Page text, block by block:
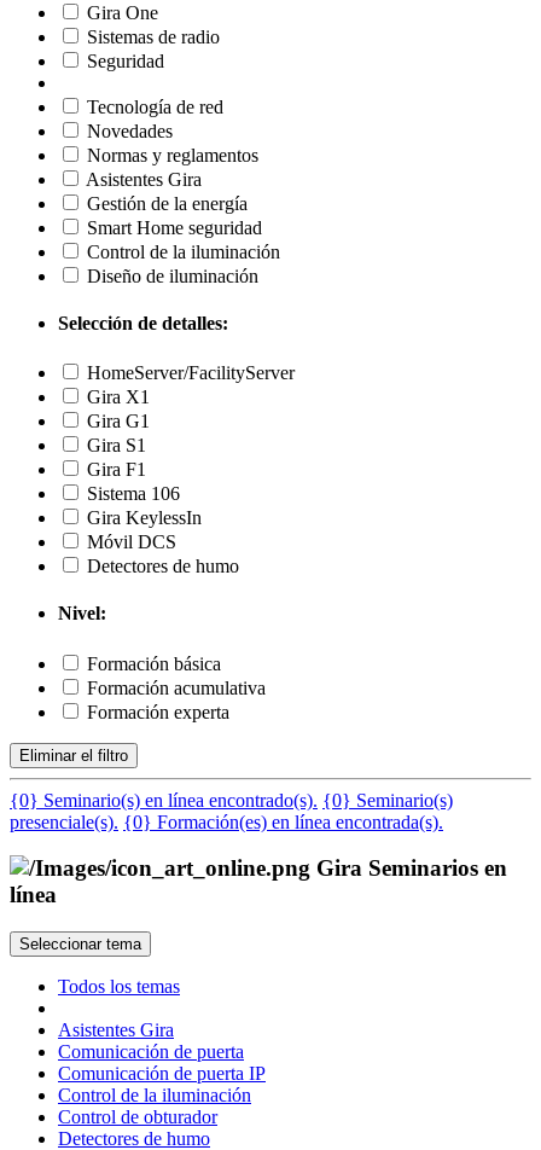
Gira One
Sistemas de radio
Seguridad
Tecnología de red
Novedades
Normas y reglamentos
Asistentes Gira
Gestión de la energía
Smart Home seguridad
Control de la iluminación
Diseño de iluminación
Selección de detalles:
HomeServer/FacilityServer
Gira X1
Gira G1
Gira S1
Gira F1
Sistema 106
Gira KeylessIn
Móvil DCS
Detectores de humo
Nivel:
Formación básica
Formación acumulativa
Formación experta
Eliminar el filtro
{0} Seminario(s) en línea encontrado(s). {0} Seminario(s)
presenciale(s). {0} Formación(es) en línea encontrada(s).
Gira Seminarios en
línea
Seleccionar tema
Todos los temas
Asistentes Gira
Comunicación de puerta
Comunicación de puerta IP
Control de la iluminación
Control de obturador
Detectores de humo